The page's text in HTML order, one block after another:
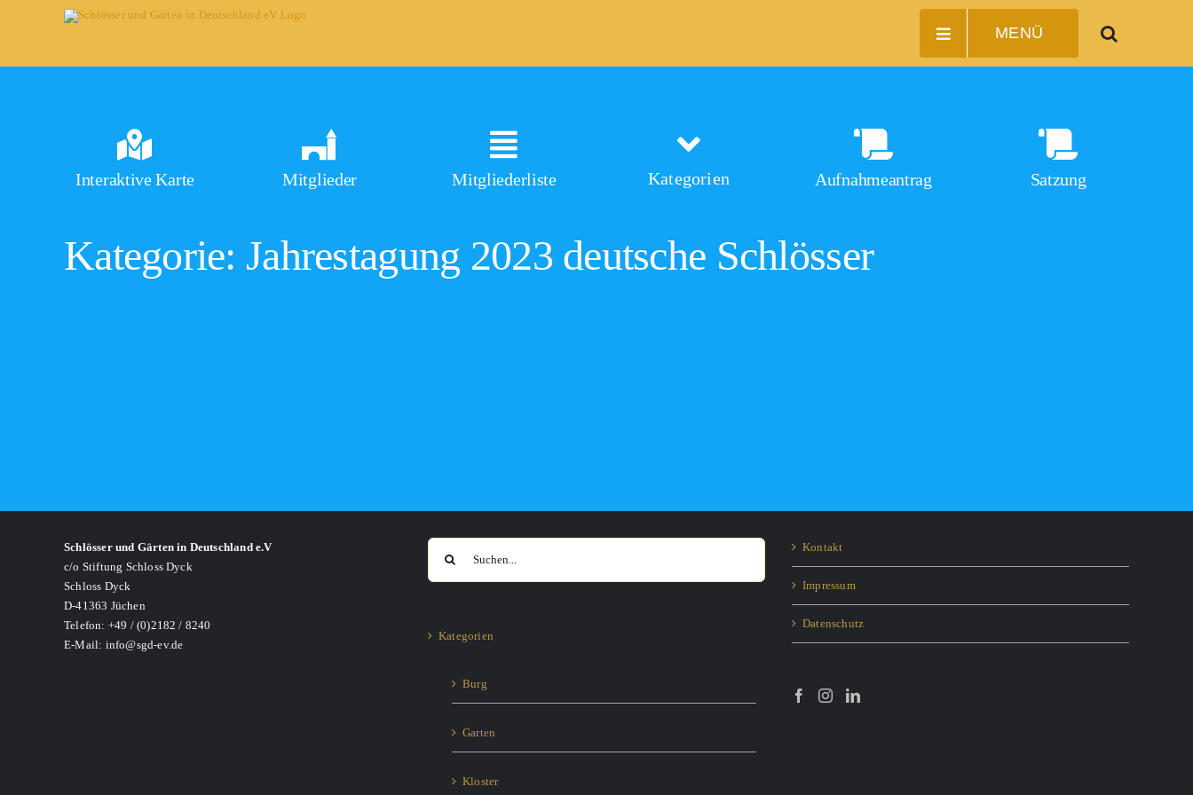
MENÜ
Interaktive Karte Mitglieder Mitgliederliste Kategorien Aufnahmeantrag Satzung
Kategorie: Jahrestagung 2023 deutsche Schlösser
Schlösser und Gärten in Deutschland e.V
c/o Stiftung Schloss Dyck
Schloss Dyck
D-41363 Jüchen
Telefon: +49 / (0)2182 / 8240
E-Mail: info@sgd-ev.de
Suche
nach:
Kategorien
Burg
Garten
Kloster
Kontakt
Impressum
Datenschutz